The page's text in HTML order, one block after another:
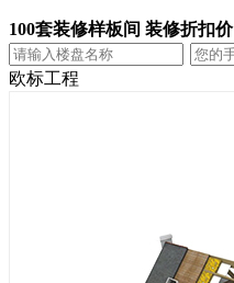
100套装修样板间 装修折扣价
欧标工程